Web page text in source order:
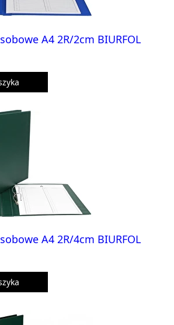
A4 2R/2cm BIURFOL
A4 2R/4cm BIURFOL